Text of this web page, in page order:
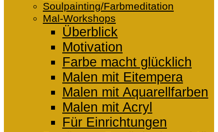
Soulpainting/Farbmeditation
Mal-Workshops
Überblick
Motivation
Farbe macht glücklich
Malen mit Eitempera
Malen mit Aquarellfarben
Malen mit Acryl
Für Einrichtungen